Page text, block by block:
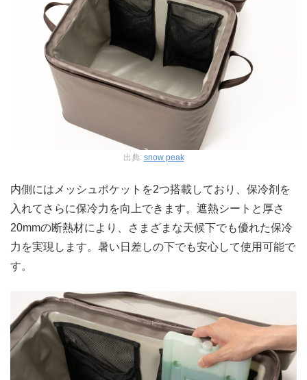
出典: snow peak
内側にはメッシュポケットを2つ搭載しており、保冷剤を
入れてさらに保冷力を向上できます。遮熱シートと厚さ
20mmの断熱材により、さまざまな天候下でも優れた保冷
力を実現します。暑い日差しの下でも安心して使用可能で
す。